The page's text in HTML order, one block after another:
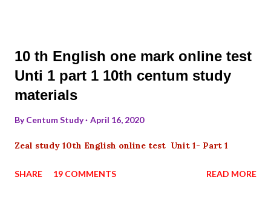
10 th English one mark online test
Unti 1 part 1 10th centum study
materials
ByCentum Study April 16, 2020
Zeal study 10th English online test Unit 1- Part 1
SHARE 19 COMMENTS READ MORE